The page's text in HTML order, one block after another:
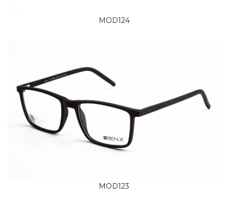
MOD124
MOD123